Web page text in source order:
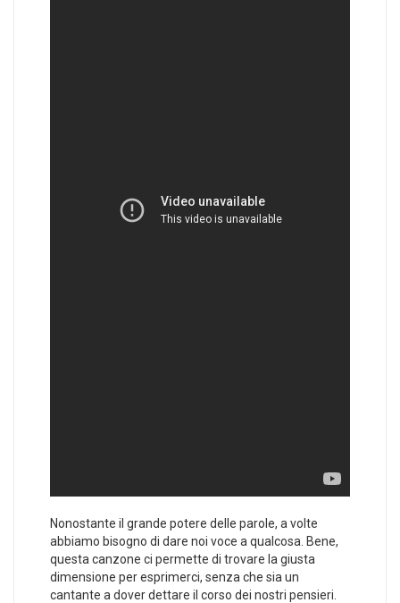
Nonostante il grande potere delle parole, a volte
abbiamo bisogno di dare noi voce a qualcosa. Bene,
questa canzone ci permette di trovare la giusta
dimensione per esprimerci, senza che sia un
cantante a dover dettare il corso dei nostri pensieri.